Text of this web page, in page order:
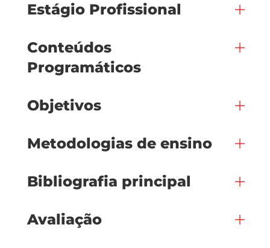
Estágio Profissional
Conteúdos
Programáticos
Objetivos
Metodologias de ensino
Bibliografia principal
Avaliação